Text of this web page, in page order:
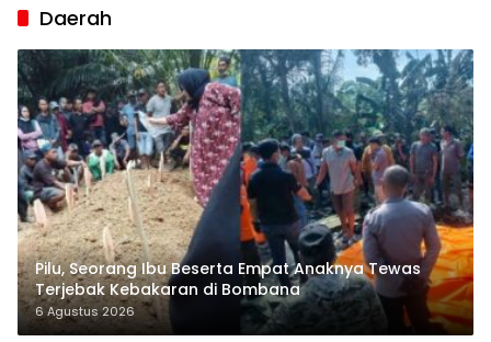
Daerah
Pilu, Seorang Ibu Beserta Empat Anaknya Tewas
Terjebak Kebakaran di Bombana
6 Agustus 2026